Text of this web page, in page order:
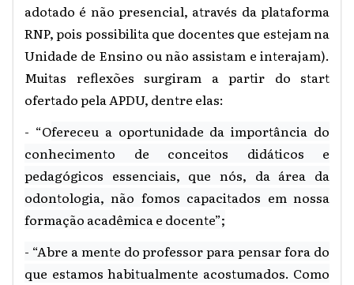
adotado é não presencial, através da plataforma
RNP, pois possibilita que docentes que estejam na
Unidade de Ensino ou não assistam e interajam).
Muitas reflexões surgiram a partir do start
ofertado pela APDU, dentre elas:
- “Ofereceu a oportunidade da importância do
conhecimento de conceitos didáticos e
pedagógicos essenciais, que nós, da área da
odontologia, não fomos capacitados em nossa
formação acadêmica e docente”;
- “Abre a mente do professor para pensar fora do
que estamos habitualmente acostumados. Como